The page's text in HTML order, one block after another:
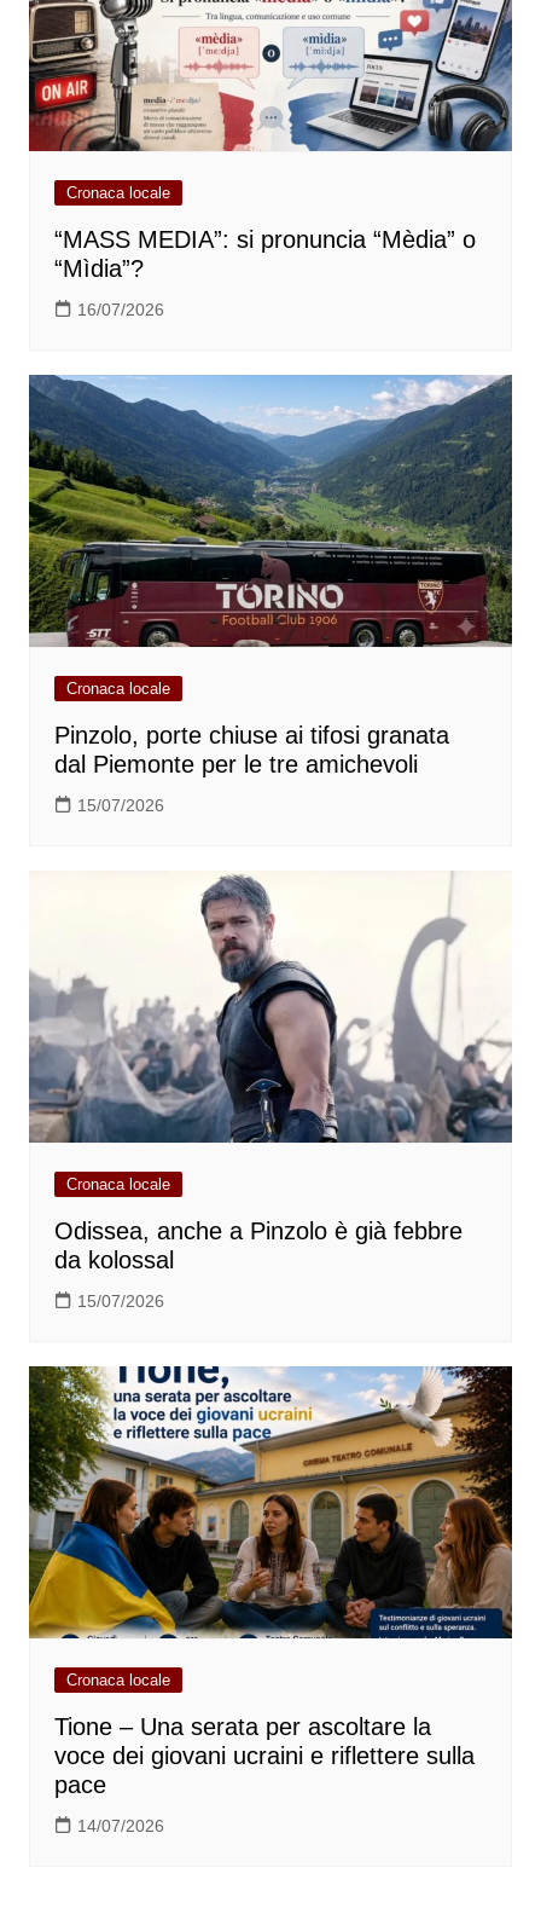
Cronaca locale
“MASS MEDIA”: si pronuncia “Mèdia” o
“Mìdia”?
16/07/2026
Cronaca locale
Pinzolo, porte chiuse ai tifosi granata
dal Piemonte per le tre amichevoli
15/07/2026
Cronaca locale
Odissea, anche a Pinzolo è già febbre
da kolossal
15/07/2026
Cronaca locale
Tione – Una serata per ascoltare la
voce dei giovani ucraini e riflettere sulla
pace
14/07/2026